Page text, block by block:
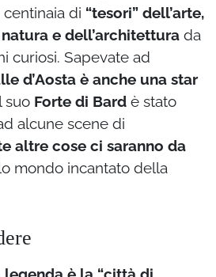
di “tesori” dell’arte,
e dell’architettura da
curiosi. Sapevate ad
d’Aosta è anche una star
suo Forte di Bard è stato
alcune scene di
altre cose ci saranno da
mondo incantato della